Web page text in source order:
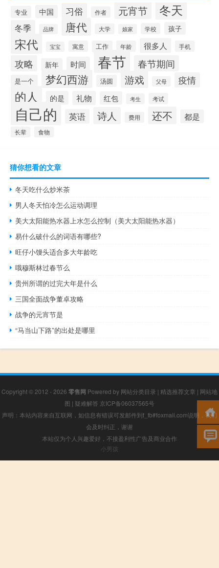
专业 中国 习俗 作者 元宵节 冬天
冬季 品牌 唐代 大学 娘家 学校 孩子
宋代 宝宝 寓意 工作 年龄 很多人 手机
攻略 新年 时间 春节 春节期间
是一个 梦幻西游 汤圆 游戏 父母 疫情
的人 的是 礼物 红包 考生 考试
自己的 英语 诗人 费用 还不 都是
长辈 食物
猜你想看的文章
冬天吃什么炒米茶
男人冬天怕冷怎么运动调理
美大太阳能热水器上水怎么控制（美大太阳能热水器）
易什么破什么的词语有哪些?
旺仔小馒头适合多大年龄吃
哦穆斯林过春节么
贵州所谓的过完大年是什么
三国全面战争董卓攻略
战争的元宵节是
“马当山下路”的出处是哪里
Copyright © 2012 - 2026 零售网 Powered by 网站分类目录 | 精选推荐文章 | 网站地
图 | 疑难解答 京ICP备06037565号
声明：本站内容来自互联网，如信息有错误可发邮件到f_fb#foxmail.com说明，我们
会及时纠正，谢谢
本站仅为个人兴趣爱好，不接盈利性广告及商业合作
小男孩